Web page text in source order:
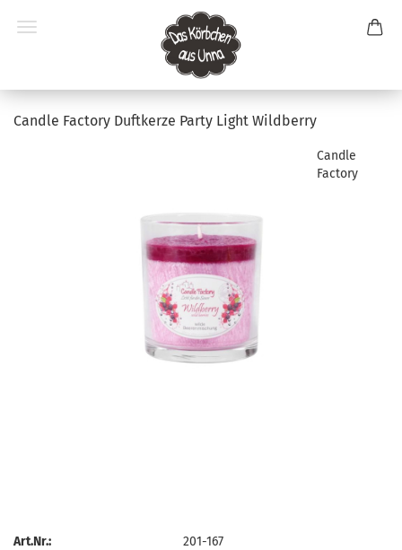
Candle Factory Duftkerze Party Light Wildberry
Candle
Factory
Art.Nr.:
201-167